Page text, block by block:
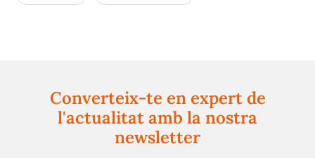
Converteix-te en expert de
l'actualitat amb la nostra
newsletter